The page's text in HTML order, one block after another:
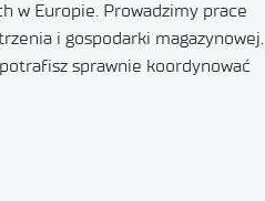
w Europie. Prowadzimy prace
i gospodarki magazynowej.
sprawnie koordynować